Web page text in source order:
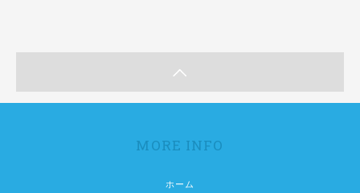
MORE INFO
ホーム